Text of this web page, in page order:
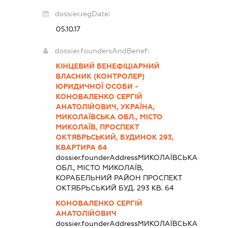
dossier.regDate:
05.10.17
dossier.foundersAndBenef:
КІНЦЕВИЙ БЕНЕФІЦІАРНИЙ
ВЛАСНИК (КОНТРОЛЕР)
ЮРИДИЧНОЇ ОСОБИ -
КОНОВАЛЕНКО СЕРГІЙ
АНАТОЛІЙОВИЧ, УКРАЇНА,
МИКОЛАЇВСЬКА ОБЛ., МІСТО
МИКОЛАЇВ, ПРОСПЕКТ
ОКТЯБРЬСЬКИЙ, БУДИНОК 293,
КВАРТИРА 64
dossier.founderAddressМИКОЛАЇВСЬКА
ОБЛ., МІСТО МИКОЛАЇВ,
КОРАБЕЛЬНИЙ РАЙОН ПРОСПЕКТ
ОКТЯБРЬСЬКИЙ БУД. 293 КВ. 64
КОНОВАЛЕНКО СЕРГІЙ
АНАТОЛІЙОВИЧ
dossier.founderAddressМИКОЛАЇВСЬКА